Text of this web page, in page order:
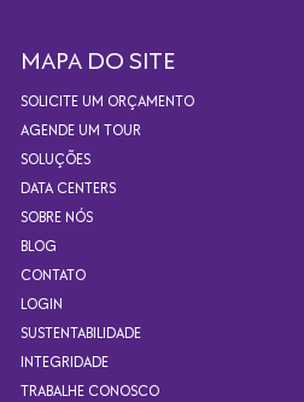
MAPA DO SITE
SOLICITE UM ORÇAMENTO
AGENDE UM TOUR
SOLUÇÕES
DATA CENTERS
SOBRE NÓS
BLOG
CONTATO
LOGIN
SUSTENTABILIDADE
INTEGRIDADE
TRABALHE CONOSCO